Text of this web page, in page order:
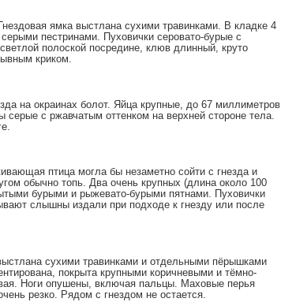
ямка выстлана сухими травинками. В кладке 4
пестринами. Пуховички серовато-бурые с
полоской посредине, клюв длинный, круто
криком.
на окраинах болот. Яйца крупные, до 67 миллиметров
с ржавчатым оттенком на верхней стороне тела.
птица могла бы незаметно сойти с гнезда и
обычно топь. Два очень крупных (длина около 100
бурыми и рыжевато-бурыми пятнами. Пуховички
слышны издали при подходе к гнезду или после
сухими травинками и отдельными пёрышками
покрыта крупными коричневыми и тёмно-
Ноги опушены, включая пальцы. Маховые перья
резко. Рядом с гнездом не остается.